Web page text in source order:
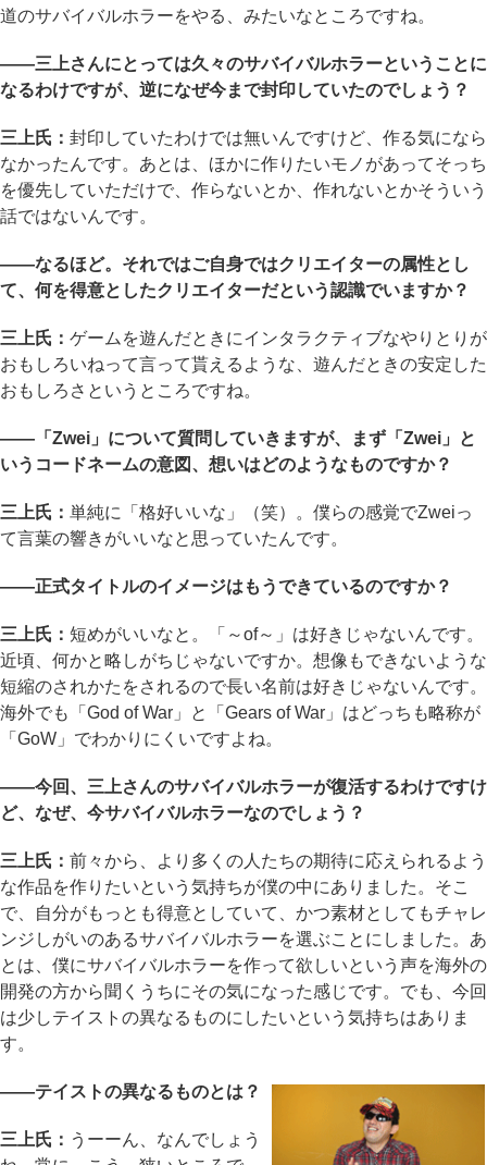
道のサバイバルホラーをやる、みたいなところですね。
――三上さんにとっては久々のサバイバルホラーということに
なるわけですが、逆になぜ今まで封印していたのでしょう？
三上氏： 封印していたわけでは無いんですけど、作る気になら
なかったんです。あとは、ほかに作りたいモノがあってそっち
を優先していただけで、作らないとか、作れないとかそういう
話ではないんです。
――なるほど。それではご自身ではクリエイターの属性とし
て、何を得意としたクリエイターだという認識でいますか？
三上氏： ゲームを遊んだときにインタラクティブなやりとりが
おもしろいねって言って貰えるような、遊んだときの安定した
おもしろさというところですね。
――「Zwei」について質問していきますが、まず「Zwei」と
いうコードネームの意図、想いはどのようなものですか？
三上氏： 単純に「格好いいな」（笑）。僕らの感覚でZweiっ
て言葉の響きがいいなと思っていたんです。
――正式タイトルのイメージはもうできているのですか？
三上氏： 短めがいいなと。「～of～」は好きじゃないんです。
近頃、何かと略しがちじゃないですか。想像もできないような
短縮のされかたをされるので長い名前は好きじゃないんです。
海外でも「God of War」と「Gears of War」はどっちも略称が
「GoW」でわかりにくいですよね。
――今回、三上さんのサバイバルホラーが復活するわけですけ
ど、なぜ、今サバイバルホラーなのでしょう？
三上氏： 前々から、より多くの人たちの期待に応えられるよう
な作品を作りたいという気持ちが僕の中にありました。そこ
で、自分がもっとも得意としていて、かつ素材としてもチャレ
ンジしがいのあるサバイバルホラーを選ぶことにしました。あ
とは、僕にサバイバルホラーを作って欲しいという声を海外の
開発の方から聞くうちにその気になった感じです。でも、今回
は少しテイストの異なるものにしたいという気持ちはありま
す。
――テイストの異なるものとは？
三上氏： うーーん、なんでしょう